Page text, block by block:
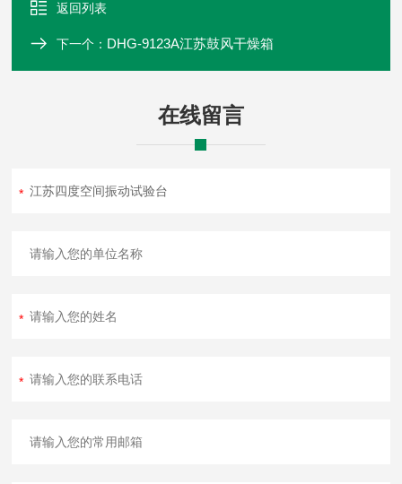
返回列表
下一个： DHG-9123A江苏鼓风干燥箱
在线留言